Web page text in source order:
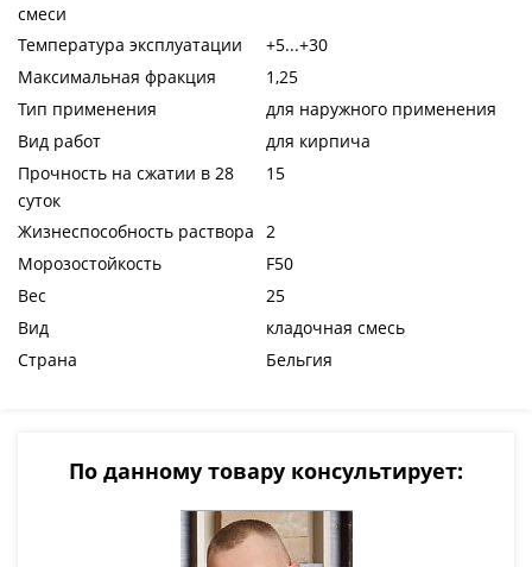
смеси
Температура эксплуатации
+5...+30
Максимальная фракция
1,25
Тип применения
для наружного применения
Вид работ
для кирпича
Прочность на сжатии в 28
суток
15
Жизнеспособность раствора 2
Морозостойкость
F50
Вес
25
Вид
кладочная смесь
Страна
Бельгия
По данному товару консультирует: